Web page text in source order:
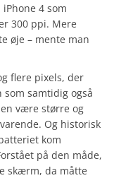
4 som
300 ppi. Mere
øje – mente man
flere pixels, der
samtidig også
være større og
Og historisk
kom
på den måde,
skærm, da måtte